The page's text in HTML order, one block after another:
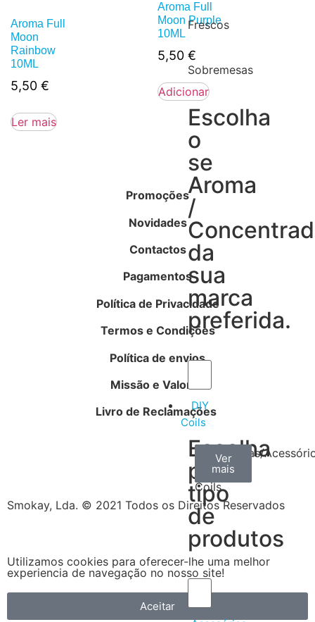
Frescos
Sobremesas
Escolha
o
se
Aroma
/
da
sua
marca
preferida.
DIY
Coils
Escolha
por
tipo
de
produtos
Arame
Coils
Ver
mais
Algodão
Ver
mais
Ferramentas/
Ver
mais
Aroma Full
Moon
Rainbow
10ML
5,50 €
Ler mais
Aroma Full
Moon Purple
10ML
5,50 €
Adicionar
Promoções
Novidades
Contactos
Pagamentos
Política de Privacidade
Termos e Condições
Política de envios
Missão e Valores
Livro de Reclamações
Smokay, Lda. © 2021 Todos os Direitos Reservados
Utilizamos cookies para oferecer-lhe uma melhor
experiencia de navegação no nosso site!
Aceitar